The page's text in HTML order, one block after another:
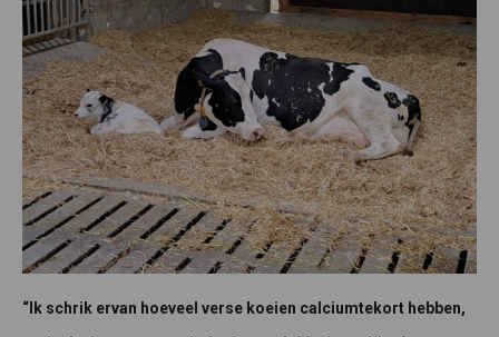
“Ik schrik ervan hoeveel verse koeien calciumtekort hebben,